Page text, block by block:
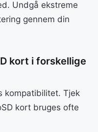
Undgå ekstreme
gennem din
kort i forskellige
kompatibilitet. Tjek
kort bruges ofte